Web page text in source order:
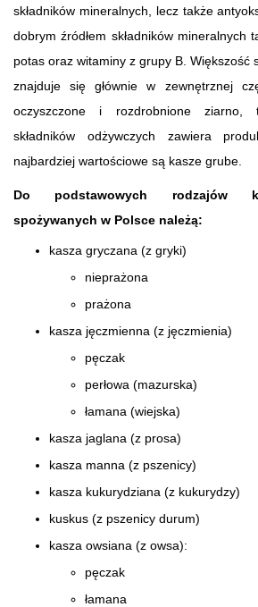
składników mineralnych, lecz także
dobrym źródłem składników mineralnych
potas oraz witaminy z grupy B. Większość
znajduje się głównie w zewnętrznej
oczyszczone i rozdrobnione ziarno,
składników odżywczych zawiera
najbardziej wartościowe są kasze grube.
Do podstawowych rodzajów
spożywanych w Polsce należą:
kasza gryczana (z gryki)
nieprażona
prażona
kasza jęczmienna (z jęczmienia)
pęczak
perłowa (mazurska)
łamana (wiejska)
kasza jaglana (z prosa)
kasza manna (z pszenicy)
kasza kukurydziana (z kukurydzy)
kuskus (z pszenicy durum)
kasza owsiana (z owsa):
pęczak
łamana